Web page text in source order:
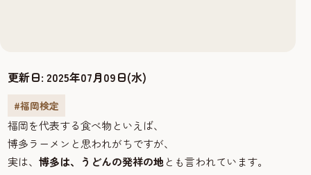
更新日:2025年07月09日(水)
#福岡検定
福岡を代表する食べ物といえば、
博多ラーメンと思われがちですが、
実は、博多は、うどんの発祥の地とも言われています。